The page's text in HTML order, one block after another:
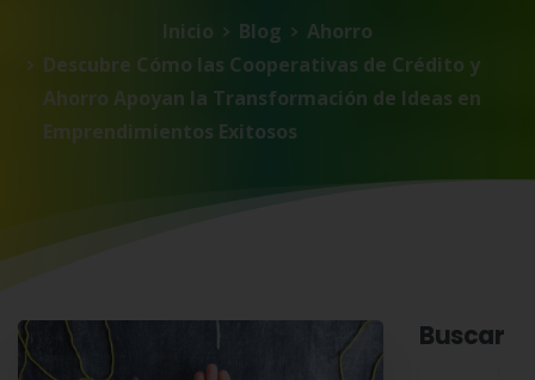
Inicio Blog
Ahorro
Descubre Cómo las Cooperativas de Crédito y
Ahorro Apoyan la Transformación de Ideas en
Emprendimientos Exitosos
Buscar